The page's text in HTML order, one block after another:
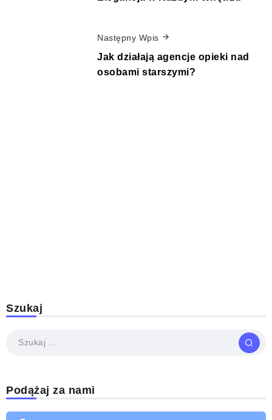
Następny Wpis
Jak działają agencje opieki nad
osobami starszymi?
Szukaj
Podążaj za nami